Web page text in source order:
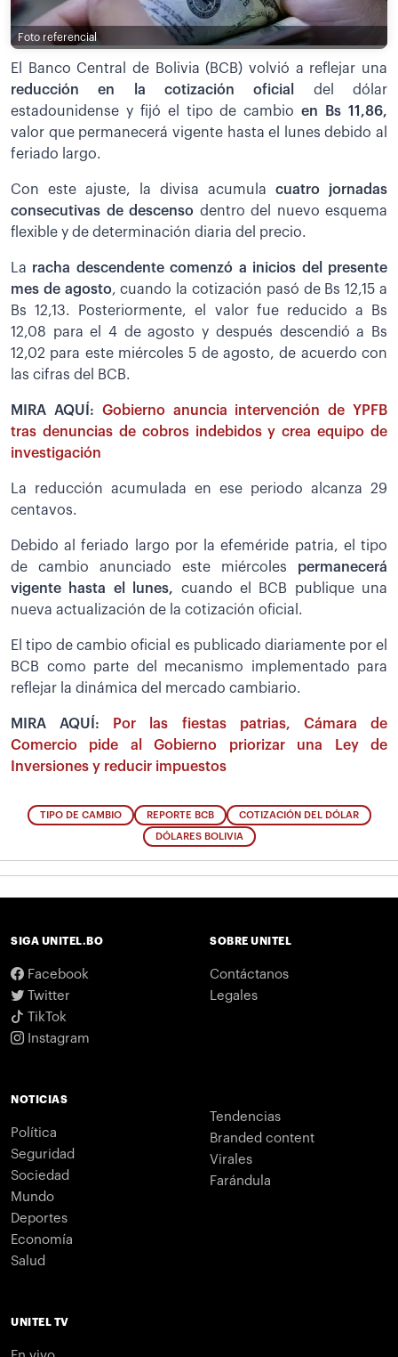
Foto referencial
El Banco Central de Bolivia (BCB) volvió a reflejar una
reducción en la cotización oficial
del dólar
estadounidense y fijó el tipo de cambio en Bs 11,86,
valor que permanecerá vigente hasta el lunes debido al
feriado largo.
Con este ajuste, la divisa acumula cuatro jornadas
consecutivas de descenso dentro del nuevo esquema
flexible y de determinación diaria del precio.
La racha descendente comenzó a inicios del presente
mes de agosto, cuando la cotización pasó de Bs 12,15 a
Bs 12,13. Posteriormente, el valor fue reducido a Bs
12,08 para el 4 de agosto y después descendió a Bs
12,02 para este miércoles 5 de agosto, de acuerdo con
las cifras del BCB.
MIRA AQUÍ: Gobierno anuncia intervención de YPFB
tras denuncias de cobros indebidos y crea equipo de
investigación
La reducción acumulada en ese periodo alcanza 29
centavos.
Debido al feriado largo por la efeméride patria, el tipo
de cambio anunciado este miércoles permanecerá
vigente hasta el lunes, cuando el BCB publique una
nueva actualización de la cotización oficial.
El tipo de cambio oficial es publicado diariamente por el
BCB como parte del mecanismo implementado para
reflejar la dinámica del mercado cambiario.
MIRA AQUÍ:
Por las fiestas patrias, Cámara de
Comercio pide al Gobierno priorizar una Ley de
Inversiones y reducir impuestos
TIPO DE CAMBIO REPORTE BCB COTIZACIÓN DEL DÓLAR
DÓLARES BOLIVIA
SIGA UNITEL.BO
Facebook
Twitter
TikTok
Instagram
SOBRE UNITEL
Contáctanos
Legales
NOTICIAS
Política
Seguridad
Sociedad
Mundo
Deportes
Economía
Salud
Tendencias
Branded content
Virales
Farándula
UNITEL TV